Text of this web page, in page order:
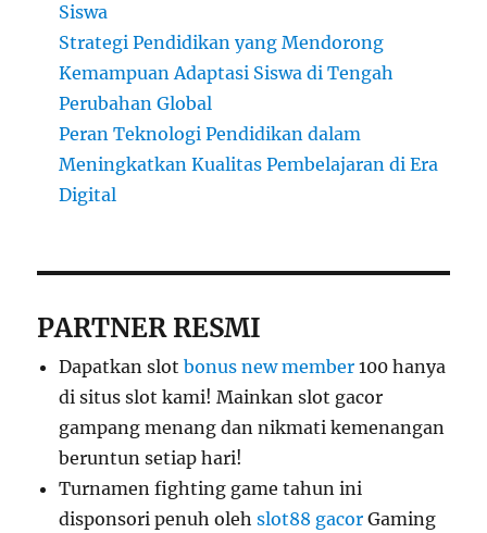
Siswa
Strategi Pendidikan yang Mendorong
Kemampuan Adaptasi Siswa di Tengah
Perubahan Global
Peran Teknologi Pendidikan dalam
Meningkatkan Kualitas Pembelajaran di Era
Digital
PARTNER RESMI
Dapatkan slotbonus new member 100 hanya
di situs slot kami! Mainkan slot gacor
gampang menang dan nikmati kemenangan
beruntun setiap hari!
Turnamen fighting game tahun ini
disponsori penuh olehslot88 gacor Gaming